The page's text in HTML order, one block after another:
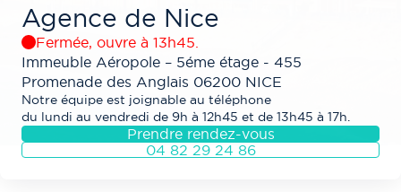
Agence de Nice
Fermée, ouvre à 13h45.
Immeuble Aéropole – 5éme étage - 455
Promenade des Anglais 06200 NICE
Notre équipe est joignable au téléphone
du lundi au vendredi de 9h à 12h45 et de 13h45 à 17h.
Prendre rendez-vous
04 82 29 24 86